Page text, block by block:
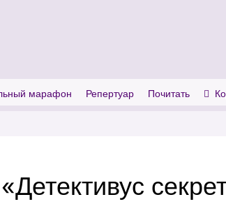
марафон Репертуар Почитать